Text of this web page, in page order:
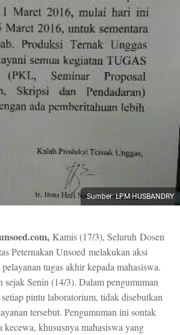
Sumber: LPM HUSBANDRY
Kamis (17/3), Seluruh Dosen
Peternakan Unsoed melakukan aksi
tugas akhir kepada mahasiswa.
Senin (14/3). Dalam pengumuman
pintu laboratorium, tidak disebutkan
tersebut. Pengumuman ini sontak
kecewa, khususnya mahasiswa yang